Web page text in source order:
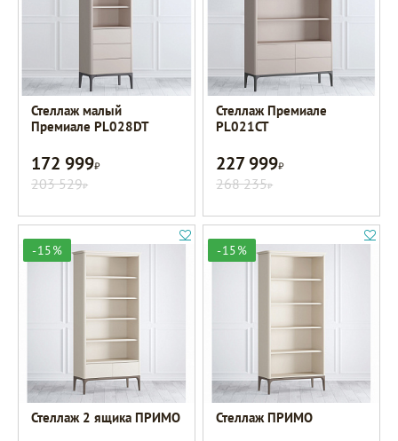
Стеллаж малый
Премиале PL028DT
172 999Р
203 529Р
Стеллаж Премиале
PL021CT
227 999Р
268 235Р
-15%
Стеллаж 2 ящика ПРИМО
-15%
Стеллаж ПРИМО